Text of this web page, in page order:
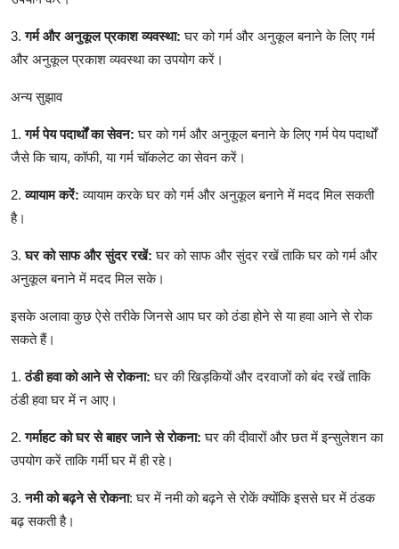
3.गर्म और अनुकूल प्रकाश व्यवस्था: घर को गर्म और अनुकूल बनाने के लिए गर्म
और अनुकूल प्रकाश व्यवस्था का उपयोग करें।
अन्य सुझाव
1.गर्म पेय पदार्थों का सेवन: घर को गर्म और अनुकूल बनाने के लिए गर्म पेय पदार्थों
जैसे कि चाय, कॉफी, या गर्म चॉकलेट का सेवन करें।
2.व्यायाम करें: व्यायाम करके घर को गर्म और अनुकूल बनाने में मदद मिल सकती
है।
3.घर को साफ और सुंदर रखें: घर को साफ और सुंदर रखें ताकि घर को गर्म और
अनुकूल बनाने में मदद मिल सके।
इसके अलावा कुछ ऐसे तरीके जिनसे आप घर को ठंडा होने से या हवा आने से रोक
सकते हैं।
1.ठंडी हवा को आने से रोकना: घर की खिड़कियों और दरवाजों को बंद रखें ताकि
ठंडी हवा घर में न आए।
2.गर्माहट को घर से बाहर जाने से रोकना: घर की दीवारों और छत में इन्सुलेशन का
उपयोग करें ताकि गर्मी घर में ही रहे।
3.नमी को बढ़ने से रोकना: घर में नमी को बढ़ने से रोकें क्योंकि इससे घर में ठंडक
बढ़ सकती है।